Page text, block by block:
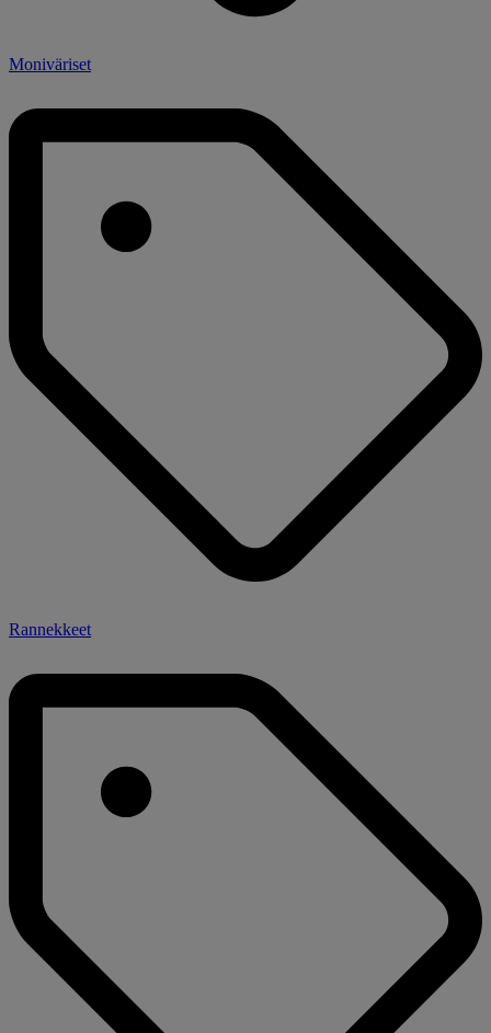
Moniväriset
Rannekkeet